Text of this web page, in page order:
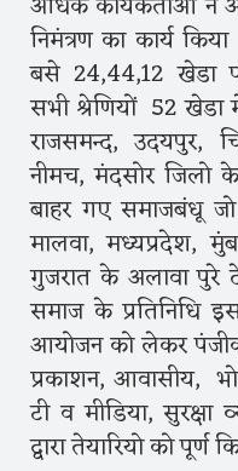
निमंत्रण का कार्य
बसे 24,44,12 खेडा
सभी श्रेणियों 52 खेडा
राजसमन्द, उदयपुर,
नीमच, मंदसोर
बाहर गए समाजबंधू
मालवा, मध्यप्रदेश,
गुजरात के अलावा
समाज के प्रतिनिधि
आयोजन को लेकर
प्रकाशन, आवासीय,
टी व मीडिया,
द्वारा तेयारियो को पूर्ण